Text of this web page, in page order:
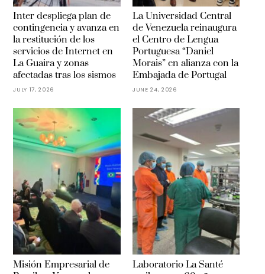
Inter despliega plan de
contingencia y avanza en
la restitución de los
servicios de Internet en
La Guaira y zonas
afectadas tras los sismos
JULY 17, 2026
La Universidad Central
de Venezuela reinaugura
el Centro de Lengua
Portuguesa “Daniel
Morais” en alianza con la
Embajada de Portugal
JUNE 24, 2026
Misión Empresarial de
Laboratorio La Santé